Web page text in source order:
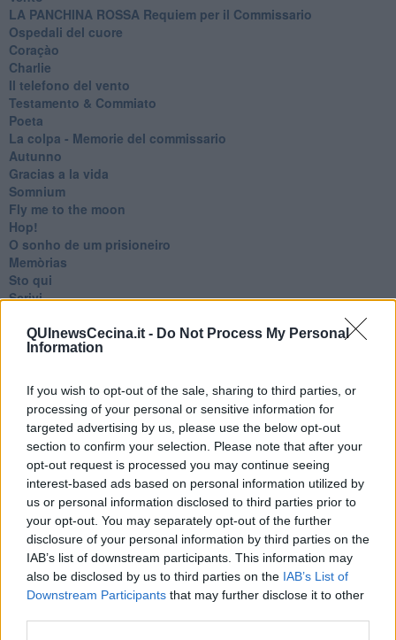
QUInewsCecina.it - Do Not Process My Personal
Information
If you wish to opt-out of the sale, sharing to third parties, or
processing of your personal or sensitive information for
targeted advertising by us, please use the below opt-out
section to confirm your selection. Please note that after your
opt-out request is processed you may continue seeing
interest-based ads based on personal information utilized by
us or personal information disclosed to third parties prior to
your opt-out. You may separately opt-out of the further
disclosure of your personal information by third parties on the
IAB’s list of downstream participants. This information may
also be disclosed by us to third parties on the IAB’s List of
Downstream Participants that may further disclose it to other
​LA PANCHINA ROSSA Requiem per il Commissario
Ospedali del cuore
Coraçào
Charlie
Il telefono del vento
Testamento & Commiato
Poeta
​La colpa - Memorie del commissario
Autunno
Gracias a la vida
Somnium
Fly me to the moon
Hop!
O sonho de um prisioneiro
Memòrias
Sto qui
Scrivi
Pillole
Veglia
Belle lettere
25 Aprile
Todo el bien, todo el mal
Silenzio
Le parole
​L’Australiana
Le stelle del jazz
Vita & morte
Auguri
Moro
Passanti
Continuando, la nonna e il carretto